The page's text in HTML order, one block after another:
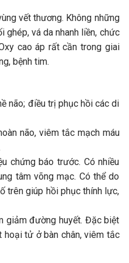
vết thương. Không những
ghép, vá da nhanh liền, chức
cao áp rất cần trong giai
bệnh tim.
não; điều trị phục hồi các di
não, viêm tắc mạch máu
chứng báo trước. Có nhiều
tâm võng mạc. Có thể do
trên giúp hồi phục thính lực,
giảm đường huyết. Đặc biệt
hoại tử ở bàn chân, viêm tắc